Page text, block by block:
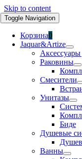
Skip to content
Toggle Navigation
Корзина0
Jaquar&Artize
Раковины
Смесители
Унитазы
Биде
Душевые
Ванны